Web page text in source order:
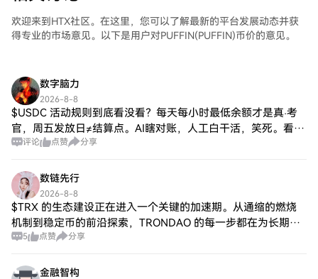
欢迎来到HTX社区。在这里，您可以了解最新的平台发展动态并获
得专业的市场意见。以下是用户对PUFFIN(PUFFIN)币价的意见。
数字脑力
2026-8-8
$USDC 活动规则到底看没看？每天每小时最低余额才是真·考
官，周五发放日≠结算点。AI瞎对账，人工白干活，笑死。看清
楚再冲，别让零余额背锅😏
评论 点赞 分享
数链先行
2026-8-8
$TRX 的生态建设正在进入一个关键的加速期。从通缩的燃烧
机制到稳定币的前沿探索，TRONDAO 的每一步都在为长期价
值蓄力。开发工具的完善、全球开发者的参与，以及透明的治
5 点赞 分享
金融智构